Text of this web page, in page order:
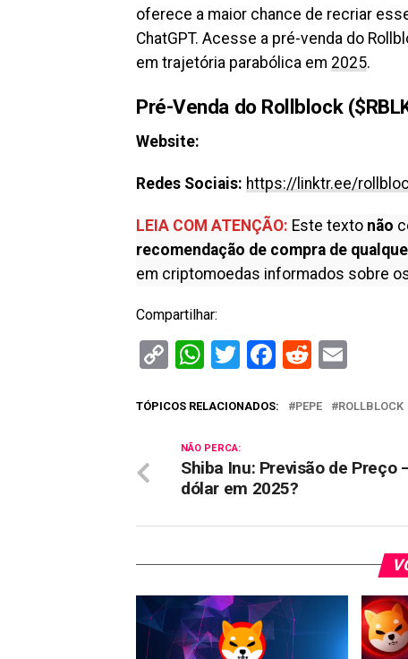
oferece a maior chance de recriar
ChatGPT. Acesse a pré-venda do
em trajetória parabólica em 2025.
Pré-Venda do Rollblock
Website:
Redes Sociais: https://linktr.ee/
LEIA COM ATENÇÃO: Este texto não
recomendação de compra de
em criptomoedas informados sobre
Compartilhar:
CopyWhatsApp
Twitter
Facebook
Reddit
TÓPICOS RELACIONADOS: PEPE ROLLBLOCK
NÃO PERCA:
Shiba Inu: Previsão de Preço
dólar em 2025?